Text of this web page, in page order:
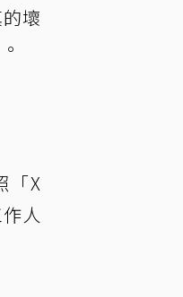
壞
「X
人